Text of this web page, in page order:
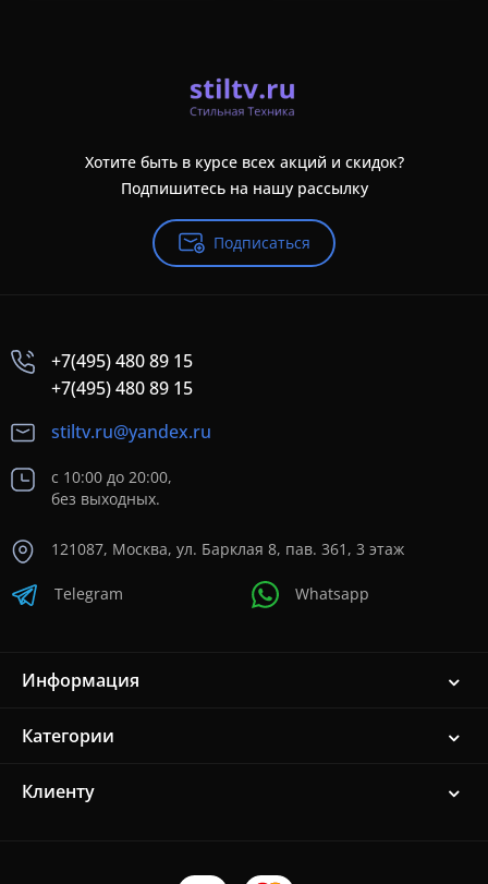
Хотите быть в курсе всех акций и скидок?
Подпишитесь на нашу рассылку
Подписаться
+7(495) 480 89 15
+7(495) 480 89 15
stiltv.ru@yandex.ru
с 10:00 до 20:00,
без выходных.
121087, Москва, ул. Барклая 8, пав. 361, 3 этаж
Telegram Whatsapp
Информация
Категории
Клиенту